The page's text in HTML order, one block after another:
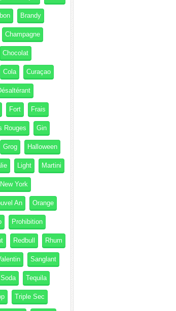
Brandy
Champagne
Chocolat
Cola Curaçao
Fort Frais
Rouges Gin
Grog Halloween
Light Martini
New York
An Orange
Prohibition
Redbull Rhum
Sanglant
Soda Tequila
Triple Sec